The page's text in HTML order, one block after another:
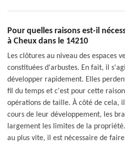
Pour quelles raisons est-il
à Cheux dans le 14210
Les clôtures au niveau des espaces
constituées d'arbustes. En fait, il
développer rapidement. Elles
fil du temps et c'est pour cette
opérations de taille. À côté de cela,
cours de leur développement, les
largement les limites de la
au plus vite, il est nécessaire de